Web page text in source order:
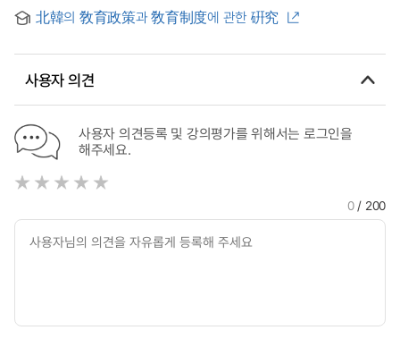
北韓의 敎育政策과 敎育制度에 관한 硏究
사용자 의견
사용자 의견등록 및 강의평가를 위해서는 로그인을
해주세요.
0/ 200